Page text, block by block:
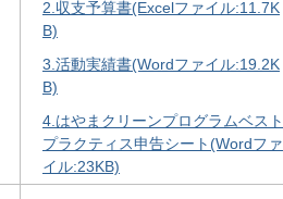
2.収支予算書(Excelファイル:11.7K
B)
3.活動実績書(Wordファイル:19.2K
B)
4.はやまクリーンプログラムベスト
プラクティス申告シート(Wordファ
イル:23KB)